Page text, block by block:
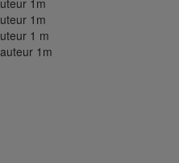
1m
1m
1 m
1m